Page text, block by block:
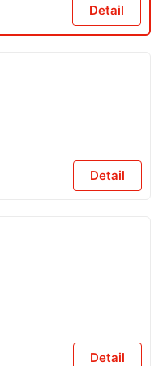
Detail
Detail
Detail